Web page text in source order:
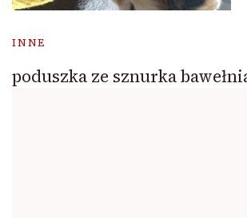
INNE
poduszka ze sznurka